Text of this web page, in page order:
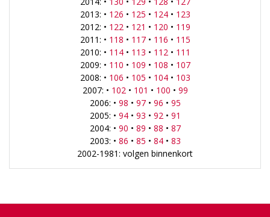
2013: • 126 • 125 • 124• 123
2012: • 122• 121 • 120 • 119
2011: • 118 • 117• 116 • 115
2010: • 114• 113 • 112• 111
2009: • 110 • 109 • 108 • 107
2008: • 106 • 105 • 104• 103
2007: • 102• 101 • 100 • 99
2006: • 98 • 97• 96 • 95
2005: • 94• 93 • 92• 91
2004: • 90 • 89 • 88 • 87
2003: • 86 • 85 • 84• 83
2002-1981: volgen binnenkort